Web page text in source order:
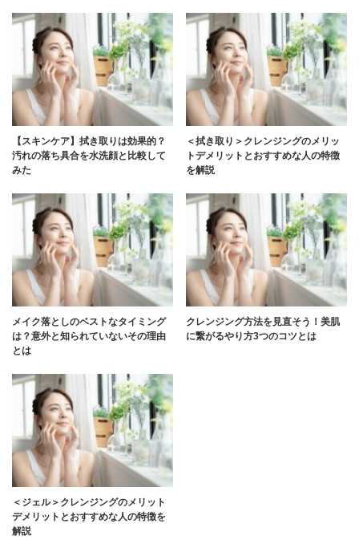
【スキンケア】拭き取りは効果的？
汚れの落ち具合を水洗顔と比較して
みた
＜拭き取り＞クレンジングのメリッ
トデメリットとおすすめな人の特徴
を解説
メイク落としのベストなタイミング
は？意外と知られていないその理由
とは
クレンジング方法を見直そう！美肌
に繋がるやり方3つのコツとは
＜ジェル＞クレンジングのメリット
デメリットとおすすめな人の特徴を
解説